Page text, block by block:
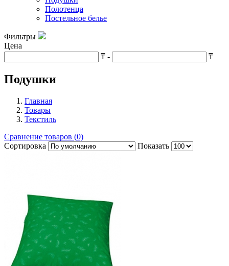
Полотенца
Постельное белье
Фильтры
Цена
₸ - ₸
Подушки
Главная
Товары
Текстиль
Сравнение товаров (0)
Сортировка
Показать